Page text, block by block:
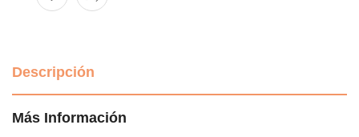
Descripción
Más Información